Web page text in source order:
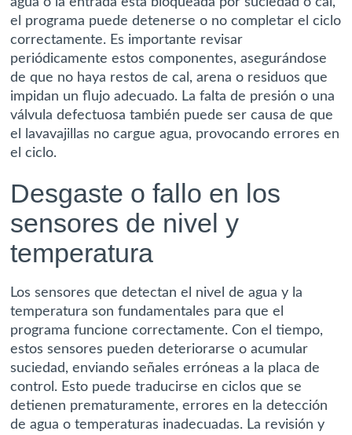
el programa puede detenerse o no completar el ciclo
correctamente. Es importante revisar
periódicamente estos componentes, asegurándose
de que no haya restos de cal, arena o residuos que
impidan un flujo adecuado. La falta de presión o una
válvula defectuosa también puede ser causa de que
el lavavajillas no cargue agua, provocando errores en
el ciclo.
Desgaste o fallo en los
sensores de nivel y
temperatura
Los sensores que detectan el nivel de agua y la
temperatura son fundamentales para que el
programa funcione correctamente. Con el tiempo,
estos sensores pueden deteriorarse o acumular
suciedad, enviando señales erróneas a la placa de
control. Esto puede traducirse en ciclos que se
detienen prematuramente, errores en la detección
de agua o temperaturas inadecuadas. La revisión y